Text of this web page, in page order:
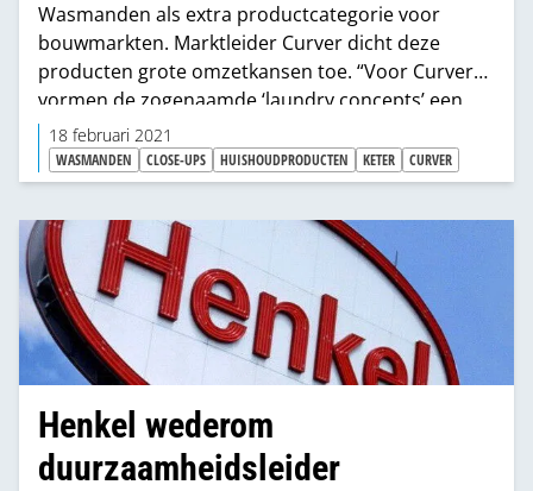
Wasmanden als extra productcategorie voor
bouwmarkten. Marktleider Curver dicht deze
producten grote omzetkansen toe. “Voor Curver
vormen de zogenaamde ‘laundry concepts’ een
grote omzetgroep. Het zijn interieuritems die
gezien mogen worden. Wij zien dat de vraag er is,
maar dat het aanbod in dhz-winkels achterblijft.
Terwijl plaatsing bij badkamer accessoires extra
verkoopkansen creëert. Zeker als je weet dat
Curver trendy producten biedt, waarbij innovatie
en duurzaamheid belangrijke pijlers zijn.”
18 februari 2021
WASMANDEN CLOSE-UPS HUISHOUDPRODUCTEN KETER CURVER
Henkel wederom
duurzaamheidsleider